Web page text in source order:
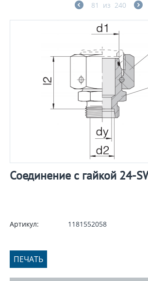
81
из 240
Соединение с гайкой 24-
Артикул: 1181552058
ПЕЧАТЬ